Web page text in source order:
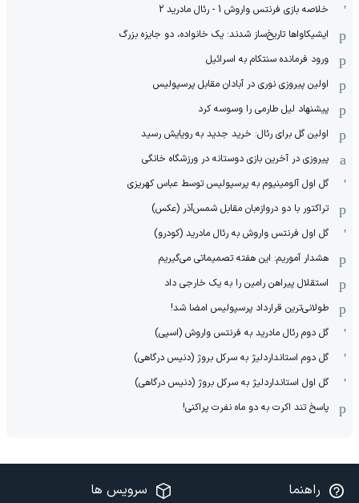
خلاصه بازی فرنتس واروش 1 - رئال مادرید 2
ایشیکاوا‌ها تاریخ‌ساز شدند: یک خانواده، دو جایزه بزرگ
ورود فرمانده سنتکام به اسرائیل
اولین پیروزی نوری در آبادان مقابل پرسپولیس
پیشنهاد لیل طارمی را وسوسه کرد
اولین گل برای رئال: خرید جدید به رویایش رسید
پیروزی در آخرین بازی دوستانه در ورزشگاه خانگی
گل اول آلومینیوم به پرسپولیس توسط عباس کهریزی
تراکتور با دو دروازه‌بان مقابل شمس‌آذر (عکس)
گل اول فرنتس واروش به رئال مادرید (کودرو)
هشدار آموریم: این هفته تصمیماتی می‌گیریم
استقلال پیراهن رامین را به یک خارجی داد
طولانی‌ترین قرارداد پرسپولیس امضا شد!
گل دوم رئال مادرید به فرنتس واروش (اسپی)
گل دوم استانداردلیژ به سرکل بروژ (دنیس درگاهی)
گل اول استانداردلیژ به سرکل بروژ (دنیس درگاهی)
پاسخ تند اکرت به دو ماه نفرت پراکنی!
راهنما سرویس ها